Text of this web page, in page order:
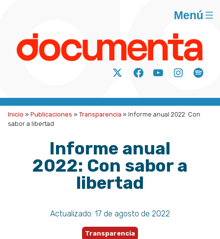
acción
para
la
Twitter FacebookYoutubeInstagram
Menú
Inicio » Publicaciones » Transparencia » Informe anual 2022: Con
sabor a libertad
Informe anual
2022: Con sabor a
libertad
Actualizado: 17 de agosto de 2022
Transparencia